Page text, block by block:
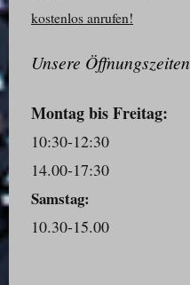
kostenlos anrufen!
Unsere Öffnungszeiten
Montag bis Freitag:
10:30-12:30
14.00-17:30
Samstag:
10.30-15.00